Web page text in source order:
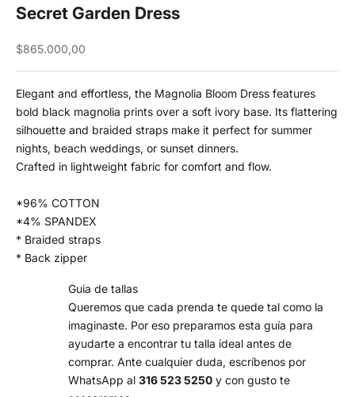
Secret Garden Dress
Sale price
$865.000,00
Elegant and effortless, the Magnolia Bloom Dress features
bold black magnolia prints over a soft ivory base. Its flattering
silhouette and braided straps make it perfect for summer
nights, beach weddings, or sunset dinners.
Crafted in lightweight fabric for comfort and flow.
*96% COTTON
*4% SPANDEX
* Braided straps
* Back zipper
Guia de tallas
Queremos que cada prenda te quede tal como la
imaginaste. Por eso preparamos esta guía para
ayudarte a encontrar tu talla ideal antes de
comprar. Ante cualquier duda, escríbenos por
WhatsApp al 316 523 5250 y con gusto te